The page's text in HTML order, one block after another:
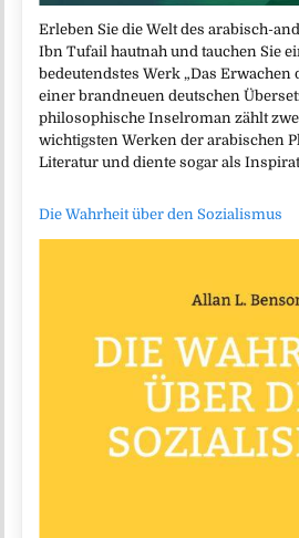
Erleben Sie die Welt des arabisch-
Ibn Tufail hautnah und tauchen Sie
bedeutendstes Werk „Das Erwachen
einer brandneuen deutschen
philosophische Inselroman zählt
wichtigsten Werken der arabischen
Literatur und diente sogar als
Die Wahrheit über den Sozialismus